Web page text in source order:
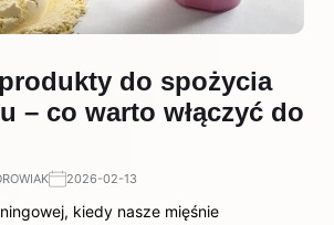
do spożycia
– co warto włączyć do
2026-02-13
kiedy nasze mięśnie